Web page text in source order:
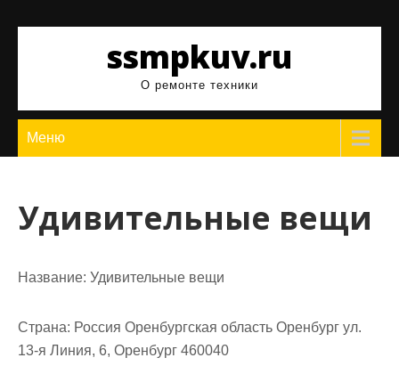
ssmpkuv.ru
О ремонте техники
Меню
Удивительные вещи
Название: Удивительные вещи
Страна: Россия Оренбургская область Оренбург ул.
13-я Линия, 6, Оренбург 460040